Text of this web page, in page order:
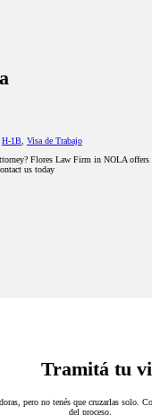
H-1B, Visa de Trabajo
Flores Law Firm in NOLA
us today
Tramitá tu
pero no tenés que cruzarlas solo.
del proceso.